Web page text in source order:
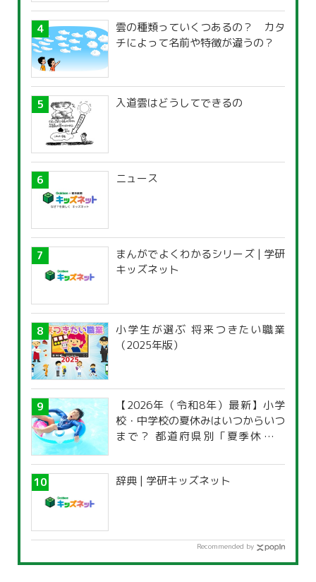
雲の種類っていくつあるの？ カタ
チによって名前や特徴が違うの？
入道雲はどうしてできるの
ニュース
まんがでよくわかるシリーズ | 学研
キッズネット
小学生が選ぶ 将来つきたい職業
（2025年版）
【2026年（令和8年）最新】小学
校・中学校の夏休みはいつからいつ
まで？ 都道府県別「夏季休暇一
辞典 | 学研キッズネット
Recommended by